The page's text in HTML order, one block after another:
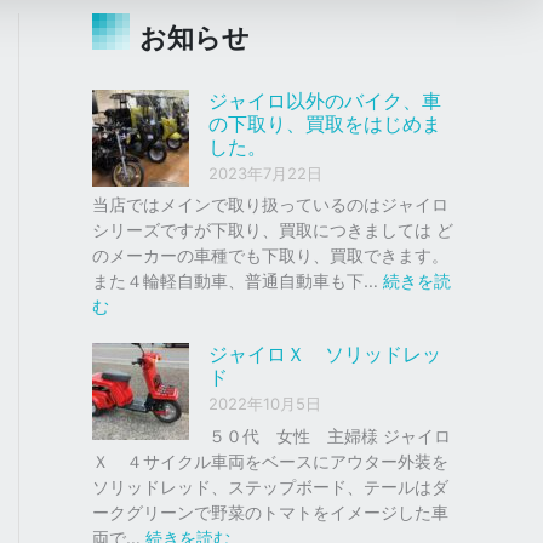
お知らせ
ジャイロ以外のバイク、車
の下取り、買取をはじめま
した。
2023年7月22日
当店ではメインで取り扱っているのはジャイロ
シリーズですが下取り、買取につきましては ど
のメーカーの車種でも下取り、買取できます。
また４輪軽自動車、普通自動車も下… 続きを読
む:
ャ
イ
ロ
以
の
バ
イ
ジャイロＸ ソリッドレッ
ド
2022年10月5日
５０代 女性 主婦様 ジャイロ
Ｘ ４サイクル車両をベースにアウター外装を
ソリッドレッド、ステップボード、テールはダ
ークグリーンで野菜のトマトをイメージした車
両で… 続きを読む: